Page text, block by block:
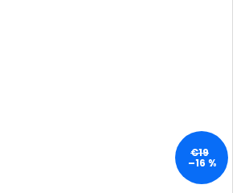
€19
–16 %